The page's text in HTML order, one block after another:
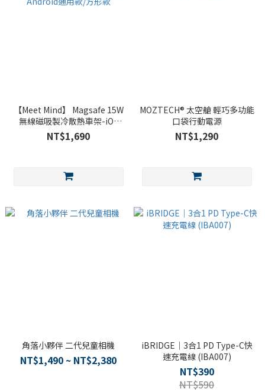
【Meet Mind】 Magsafe 15W
無線磁吸製冷散熱車架-iOS
Android通用款/方形款
NT$1,690
MOZTECH® 太空艙 輕巧多功能
口袋行動電源
NT$1,290
角落小夥伴 二代兒童相機
NT$1,490 ~ NT$2,380
iBRIDGE｜3合1 PD Type-C快
速充電線 (IBA007)
NT$390
NT$590